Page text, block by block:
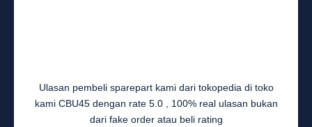
Ulasan pembeli sparepart kami dari tokopedia di toko
kami CBU45 dengan rate 5.0 , 100% real ulasan bukan
dari fake order atau beli rating